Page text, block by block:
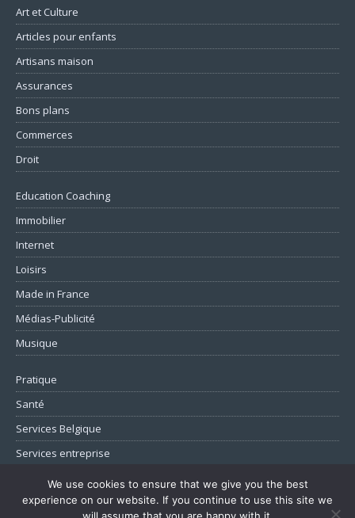
Art et Culture
Articles pour enfants
Artisans maison
Assurances
Bons plans
Commerces
Droit
Education Coaching
Immobilier
Internet
Loisirs
Made in France
Médias-Publicité
Musique
Pratique
Santé
Services Belgique
Services entreprise
Transports de personnes
Voyages
We use cookies to ensure that we give you the best
experience on our website. If you continue to use this site we